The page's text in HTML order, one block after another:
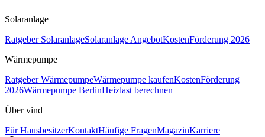
Solaranlage
Ratgeber SolaranlageSolaranlage AngebotKostenFörderung 2026
Wärmepumpe
Ratgeber WärmepumpeWärmepumpe kaufenKostenFörderung
2026Wärmepumpe BerlinHeizlast berechnen
Über vind
Für HausbesitzerKontaktHäufige FragenMagazinKarriere